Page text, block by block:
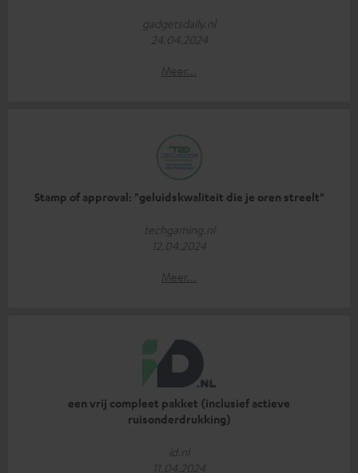
gadgetsdaily.nl
24.04.2024
Meer...
Stamp of approval: "geluidskwaliteit die je oren streelt"
techgaming.nl
12.04.2024
Meer...
een vrij compleet pakket (inclusief actieve
ruisonderdrukking)
id.nl
11.04.2024